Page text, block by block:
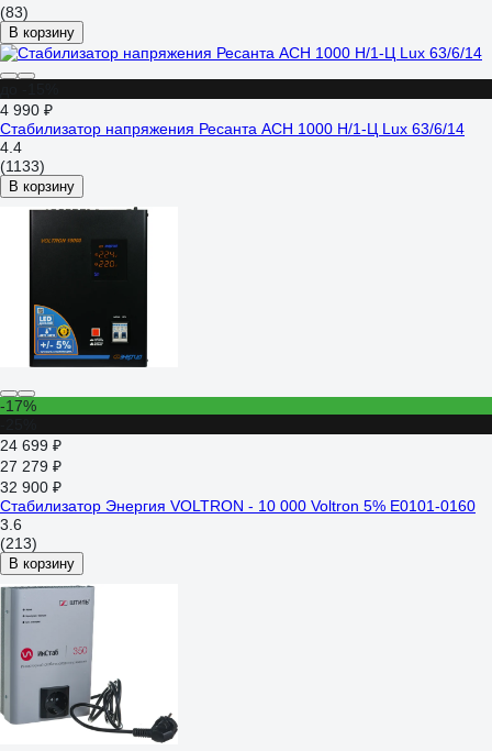
(83)
В корзину
4 990 ₽
Стабилизатор напряжения Ресанта АСН 1000 Н/1-Ц Lux 63/6/14
4.4
(1133)
В корзину
-17%
24 699 ₽
27 279 ₽
32 900 ₽
Стабилизатор Энергия VOLTRON - 10 000 Voltron 5% Е0101-0160
3.6
(213)
В корзину